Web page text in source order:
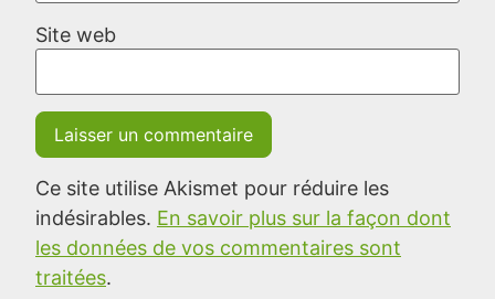
Site web
Ce site utilise Akismet pour réduire les
indésirables. En savoir plus sur la façon dont
les données de vos commentaires sont
traitées.